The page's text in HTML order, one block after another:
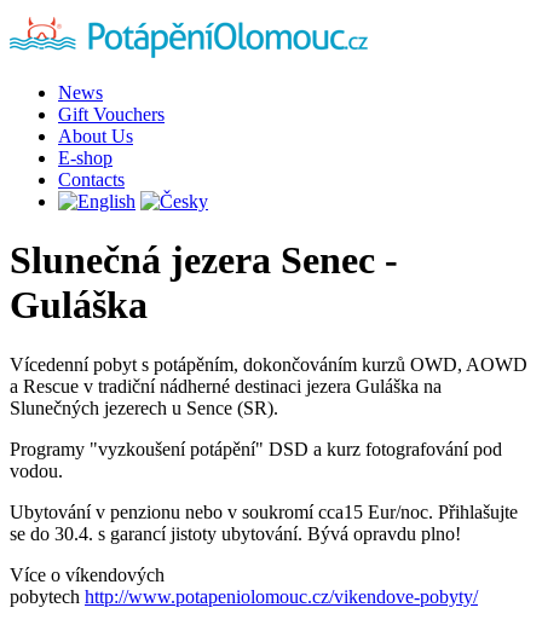
News
Gift Vouchers
About Us
E-shop
Contacts
Slunečná jezera Senec -
Guláška
Vícedenní pobyt s potápěním, dokončováním kurzů OWD, AOWD
a Rescue v tradiční nádherné destinaci jezera Guláška na
Slunečných jezerech u Sence (SR).
Programy "vyzkoušení potápění" DSD a kurz fotografování pod
vodou.
Ubytování v penzionu nebo v soukromí cca15 Eur/noc. Přihlašujte
se do 30.4. s garancí jistoty ubytování. Bývá opravdu plno!
Více o víkendových
pobytech http://www.potapeniolomouc.cz/vikendove-pobyty/